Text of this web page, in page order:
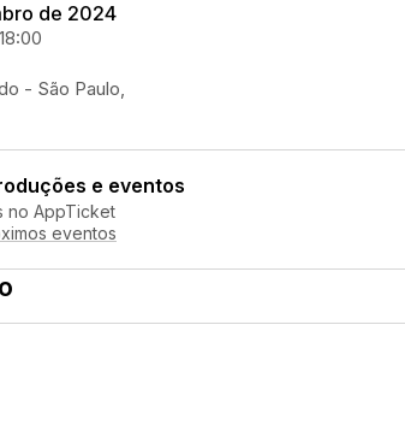
de 2024
- São Paulo,
e eventos
no AppTicket
eventos